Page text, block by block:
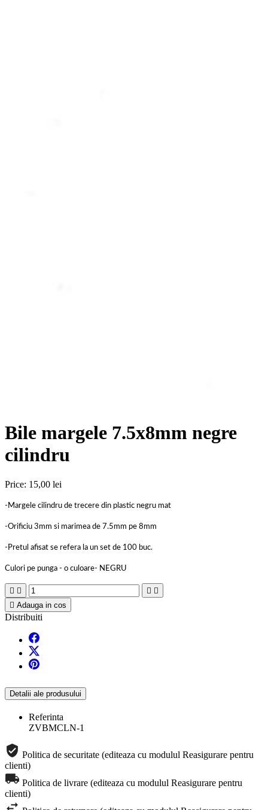
Bile margele 7.5x8mm negre
cilindru
Price: 15,00 lei
-Margele cilindru de trecere din plastic negru mat
-Orificiu 3mm si marimea de 7.5mm pe 8mm
-Pretul afisat se refera la un set de 100 buc.
Culori pe punga - o culoare- NEGRU
   
 Adauga in cos
Distribuiti
Detalii ale produsului
Referinta
ZVBMCLN-1
Politica de securitate (editeaza cu modulul Reasigurare pentru
clienti)
Politica de livrare (editeaza cu modulul Reasigurare pentru
clienti)